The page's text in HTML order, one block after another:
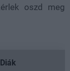
oszd meg